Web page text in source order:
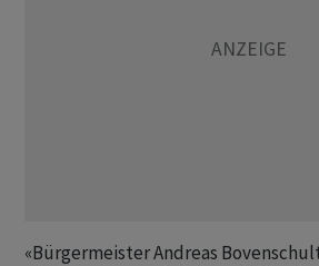
«Bürgermeister Andreas